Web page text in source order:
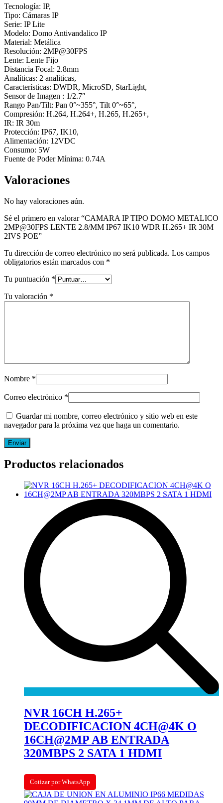
POE
cantidad
Tecnología: IP,
Tipo: Cámaras IP
Serie: IP Lite
Modelo: Domo Antivandalico IP
Material: Metálica
Resolución: 2MP@30FPS
Lente: Lente Fijo
Distancia Focal: 2.8mm
Analíticas: 2 analiticas,
Características: DWDR, MicroSD, StarLight,
Sensor de Imagen : 1/2.7″
Rango Pan/Tilt: Pan 0°~355°, Tilt 0°~65°,
Compresión: H.264, H.264+, H.265, H.265+,
IR: IR 30m
Protección: IP67, IK10,
Alimentación: 12VDC
Consumo: 5W
Fuente de Poder Mínima: 0.74A
Valoraciones
No hay valoraciones aún.
Sé el primero en valorar “CAMARA IP TIPO DOMO METALICO
2MP@30FPS LENTE 2.8/MM IP67 IK10 WDR H.265+ IR 30M
2IVS POE”
Tu dirección de correo electrónico no será publicada. Los campos
obligatorios están marcados con *
Tu puntuación *
Tu valoración *
Nombre *
Correo electrónico *
Guardar mi nombre, correo electrónico y sitio web en este
navegador para la próxima vez que haga un comentario.
Productos relacionados
NVR 16CH H.265+
DECODIFICACION 4CH@4K O
16CH@2MP AB ENTRADA
320MBPS 2 SATA 1 HDMI
Cotizar por WhatsApp